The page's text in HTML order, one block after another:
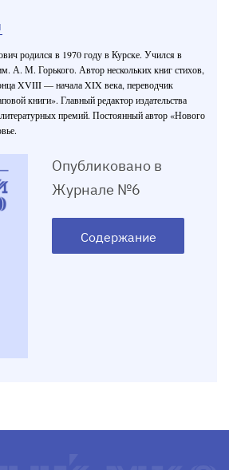
родился в 1970 году в Курске. Учился в
А. М. Горького. Автор нескольких книг стихов,
XVIII — начала XIX века, переводчик
книги». Главный редактор издательства
премий. Постоянный автор «Нового
Опубликовано в
Журнале №6
Содержание